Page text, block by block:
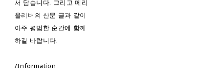
서 담습니다. 그리고 메리
올리버의 산문 글과 같이
아주 평범한 순간에 함께
하길 바랍니다.
/Information